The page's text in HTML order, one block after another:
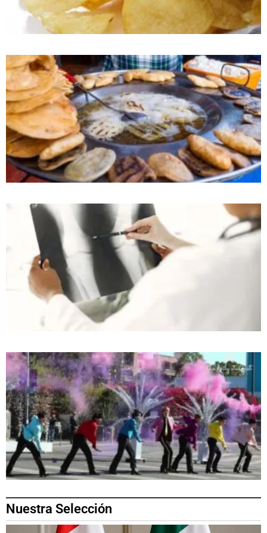
Nuestra Selección